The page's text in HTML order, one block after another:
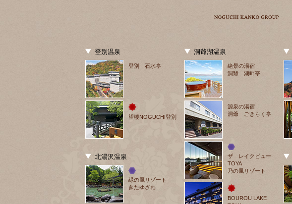
登別温泉
登別 石水亭
望楼NOGUCHI登別
北湯沢温泉
緑の風リゾート
きたゆざわ
洞爺湖温泉
絶景の湯宿
洞爺 湖畔亭
源泉の湯宿
洞爺 ごきらく亭
ザ　レイクビュー
TOYA
乃の風リゾート
BOUROU LAKE